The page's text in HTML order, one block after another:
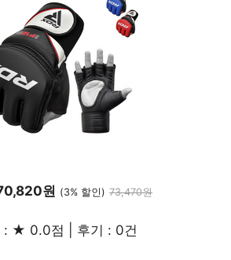
원 (3% 할인) 73,470원
: ★ 0.0점 | 후기 : 0건